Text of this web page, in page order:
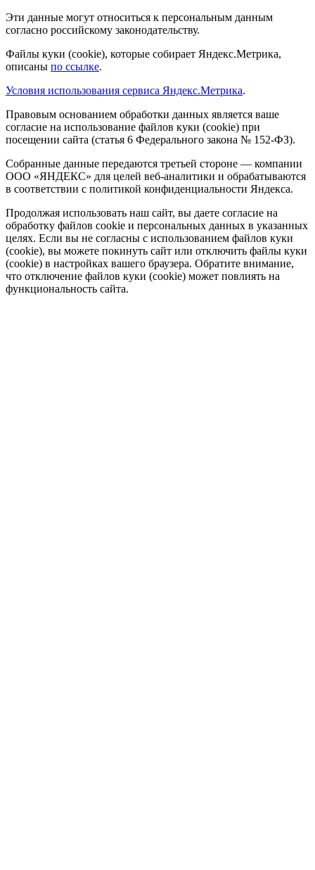
Эти данные могут относиться к персональным данным
согласно российскому законодательству.
Файлы куки (cookie), которые собирает Яндекс.Метрика,
описаны по ссылке.
Условия использования сервиса Яндекс.Метрика.
Правовым основанием обработки данных является ваше
согласие на использование файлов куки (cookie) при
посещении сайта (статья 6 Федерального закона № 152-ФЗ).
Собранные данные передаются третьей стороне — компании
ООО «ЯНДЕКС» для целей веб-аналитики и обрабатываются
в соответствии с политикой конфиденциальности Яндекса.
Продолжая использовать наш сайт, вы даете согласие на
обработку файлов cookie и персональных данных в указанных
целях. Если вы не согласны с использованием файлов куки
(cookie), вы можете покинуть сайт или отключить файлы куки
(cookie) в настройках вашего браузера. Обратите внимание,
что отключение файлов куки (cookie) может повлиять на
функциональность сайта.